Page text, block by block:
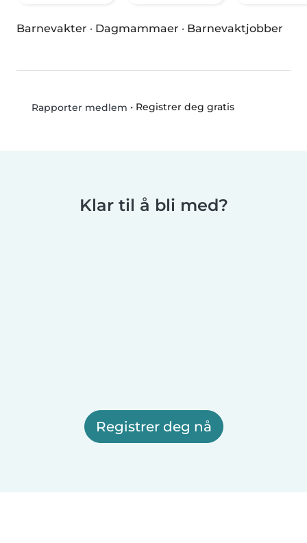
Barnevakter · Dagmammaer · Barnevaktjobber
Rapporter medlem • Registrer deg gratis
Klar til å bli med?
Registrer deg nå